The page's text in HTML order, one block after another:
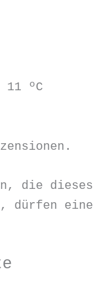
ºC
die dieses
dürfen eine